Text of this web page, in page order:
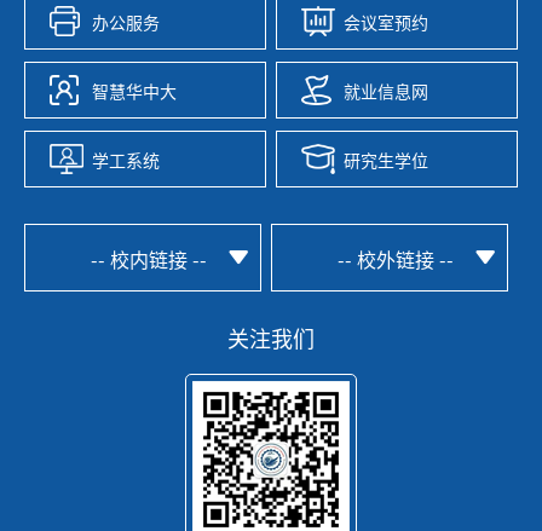
办公服务 会议室预约
智慧华中大 就业信息网
学工系统 研究生学位
-- 校内链接 -- -- 校外链接 --
关注我们